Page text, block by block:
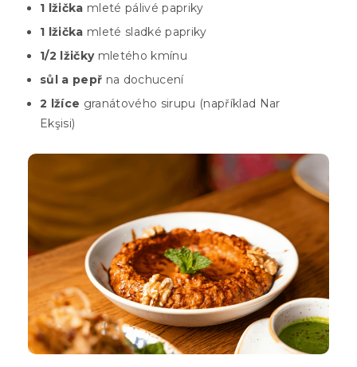
1 lžička mleté pálivé papriky
1 lžička mleté sladké papriky
1/2 lžičkymletého kmínu
sůl a pepř na dochucení
2 lžíce granátového sirupu (například Nar
Ekşisi)